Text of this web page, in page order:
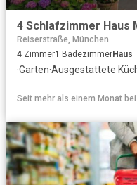
Reiserstraße, München
4 Zimmer1 BadezimmerHaus
·Garten·Ausgestattete
Seit mehr als einem Monat bei